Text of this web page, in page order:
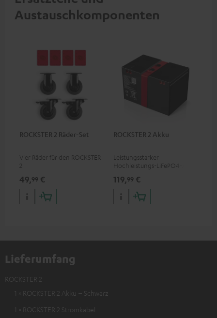
Austauschkomponenten
ROCKSTER 2 Räder-Set
Vier Räder für den ROCKSTER
2
49,99 €
ROCKSTER 2 Akku
Leistungsstarker
Hochleistungs-LiFePO4-Akku
ROCKSTER 2
119,99 €
Lieferumfang
ROCKSTER 2
1 × ROCKSTER 2 Akku – Schwarz
1 × ROCKSTER 2 Stromkabel